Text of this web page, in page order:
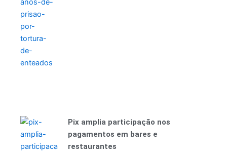
Pix amplia participação nos
pagamentos em bares e
restaurantes